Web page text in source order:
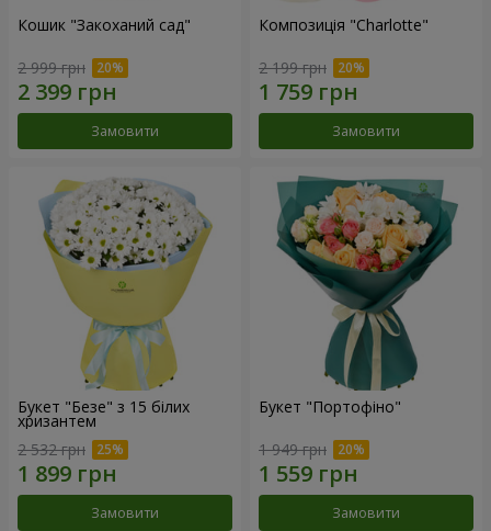
Кошик "Закоханий сад"
2 999 грн
Замовити
Композиція "Charlotte"
2 199 грн
Замовити
Букет "Безе" з 15 білих
хризантем
2 532 грн
Замовити
Букет "Портофіно"
1 949 грн
Замовити